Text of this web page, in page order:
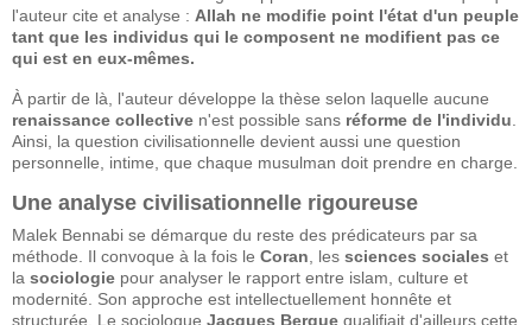
l'auteur cite et analyse : Allah ne modifie point l'état d'un peuple
tant que les individus qui le composent ne modifient pas ce
qui est en eux-mêmes.
À partir de là, l'auteur développe la thèse selon laquelle aucune
renaissance collective n'est possible sans réforme de l'individu
Ainsi, la question civilisationnelle devient aussi une question
personnelle, intime, que chaque musulman doit prendre en charge.
Une analyse civilisationnelle rigoureuse
Malek Bennabi se démarque du reste des prédicateurs par sa
méthode. Il convoque à la fois le Coran , les sciences sociales et
la sociologie pour analyser le rapport entre islam, culture et
modernité. Son approche est intellectuellement honnête et
structurée. Le sociologue Jacques Berque qualifiait d'ailleurs cette